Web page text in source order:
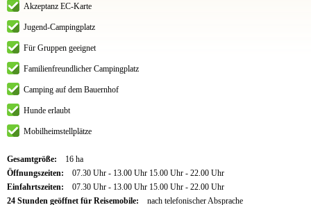
Akzeptanz EC-Karte
Jugend-Campingplatz
Für Gruppen geeignet
Familienfreundlicher Campingplatz
Camping auf dem Bauernhof
Hunde erlaubt
Mobilheimstellplätze
Gesamtgröße:
16 ha
Öffnungszeiten:
07.30 Uhr - 13.00 Uhr 15.00 Uhr - 22.00 Uhr
Einfahrtszeiten:
07.30 Uhr - 13.00 Uhr 15.00 Uhr - 22.00 Uhr
24 Stunden geöffnet für Reisemobile:
nach telefonischer Absprache